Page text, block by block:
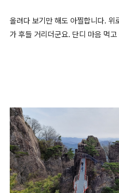
올려다 보기만 해도 아찔합니다. 위
가 후들 거리더군요. 단디 마음 먹